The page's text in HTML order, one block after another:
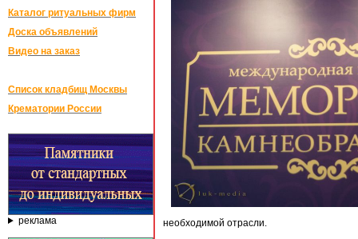
Каталог ритуальных фирм
Доска объявлений
Видео на заказ
Список кладбищ Москвы
Крематории России
реклама
необходимой отрасли.